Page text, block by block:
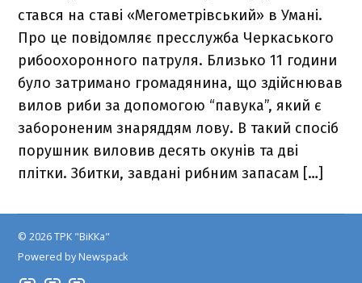
стався на ставі «Мегометрівський» в Умані.
Про це повідомляє пресслужба Черкаського
рибоохоронного патруля. Близько 11 години
було затримано громадянина, що здійснював
вилов риби за допомогою “павука”, який є
забороненим знаряддям лову. В такий спосіб
порушник виловив десять окунів та дві
плітки. Збитки, завдані рибним запасам […]
© 2026 ТРК "ВіККа"
Powered by Newspack
Insta
YouTube
FB